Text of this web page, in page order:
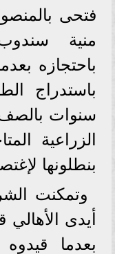
فتحى
منية
باحتجازه
سنوات بالصف
الزراعية
بنطلونها
وتمكنت
أيدى الأهالي
بعدما